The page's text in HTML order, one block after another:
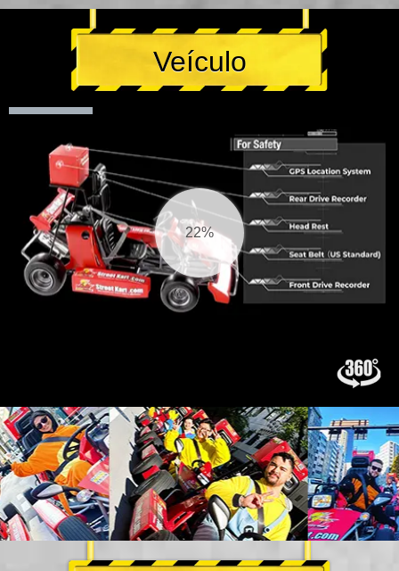
Veículo
23%